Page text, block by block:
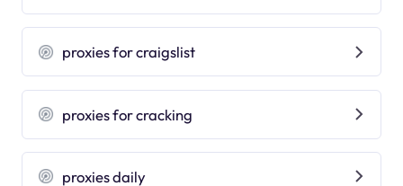
proxies for craigslist
proxies for cracking
proxies daily